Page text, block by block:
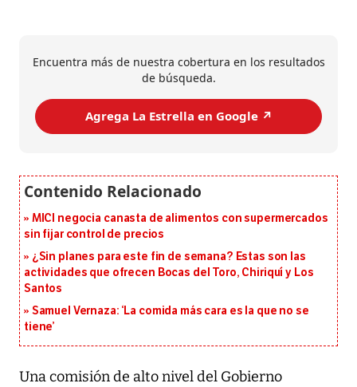
Encuentra más de nuestra cobertura en los resultados
de búsqueda.
Agrega La Estrella en Google ↗️
MICI negocia canasta de alimentos con supermercados
sin fijar control de precios
¿Sin planes para este fin de semana? Estas son las
actividades que ofrecen Bocas del Toro, Chiriquí y Los
Santos
Samuel Vernaza: ‘La comida más cara es la que no se
tiene’
Una comisión de alto nivel del Gobierno